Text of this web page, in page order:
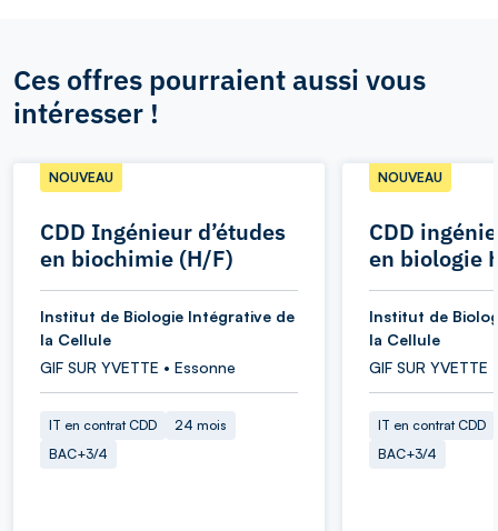
Ces offres pourraient aussi vous
intéresser !
CDD Ingénieur d’études
en biochimie (H/F)
NOUVEAU
Institut de Biologie Intégrative de
la Cellule
GIF SUR YVETTE • Essonne
IT en contrat CDD
24 mois
BAC+3/4
CDD
en biologie
NOUVEAU
Institut de
la Cellule
GIF SUR YVETTE
IT en contrat CDD
BAC+3/4